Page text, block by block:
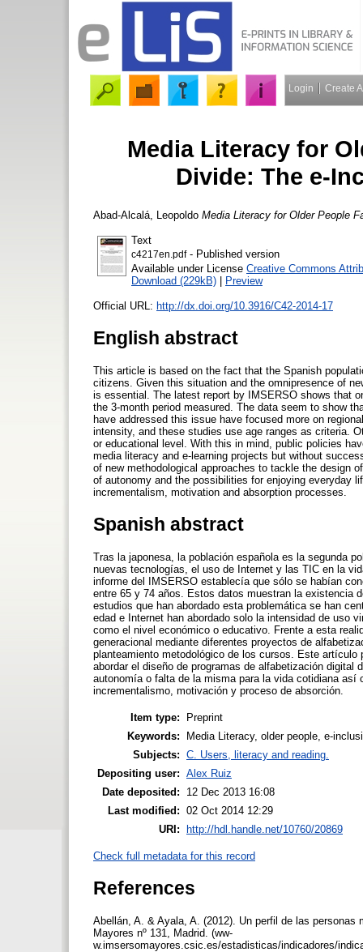
Login Create
Media Literacy for
Divide: The e-
Abad-Alcalá, Leopoldo Media Literacy for Older People
Text
c4217en.pdf- Published version
Available under License Creative Commons
Download (229kB) | Preview
Official URL: http://dx.doi.org/10.3916/C42-2014-17
English abstract
This article is based on the fact that the Spanish
citizens. Given this situation and the omnipresence of
is essential. The latest report by IMSERSO shows that
the 3-month period measured. The data seem to show
have addressed this issue have focused more on
intensity, and these studies use age ranges as criteria.
or educational level. With this in mind, public policies
media literacy and e-learning projects but without
of new methodological approaches to tackle the design
of autonomy and the possibilities for enjoying everyday
incrementalism, motivation and absorption processes.
Spanish abstract
Tras la japonesa, la población española es la segunda
nuevas tecnologías, el uso de Internet y las TIC en la
informe del IMSERSO establecía que sólo se habían
entre 65 y 74 años. Estos datos muestran la existencia
estudios que han abordado esta problemática se han
edad e Internet han abordado solo la intensidad de uso
como el nivel económico o educativo. Frente a esta
generacional mediante diferentes proyectos de
planteamiento metodológico de los cursos. Este
abordar el diseño de programas de alfabetización
autonomía o falta de la misma para la vida cotidiana
incrementalismo, motivación y proceso de absorción.
Item type:
Preprint
Keywords:
Media Literacy, older people, e-
Subjects: C. Users, literacy and reading.
Depositing user: Alex Ruiz
Date deposited:
12 Dec 2013 16:08
Last modified: 02 Oct 2014 12:29
URI:
http://hdl.handle.net/10760/20869
Check full metadata for this record
References
Abellán, A. & Ayala, A. (2012). Un perfil de las
Mayores nº 131, Madrid. (ww-
w.imsersomayores.csic.es/estadisticas/indicadores/